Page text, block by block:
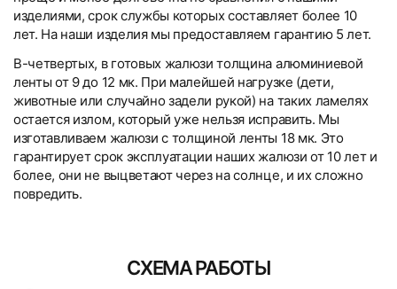
изделиями, срок службы которых составляет более 10
лет. На наши изделия мы предоставляем гарантию 5 лет.
В-четвертых, в готовых жалюзи толщина алюминиевой
ленты от 9 до 12 мк. При малейшей нагрузке (дети,
животные или случайно задели рукой) на таких ламелях
остается излом, который уже нельзя исправить. Мы
изготавливаем жалюзи с толщиной ленты 18 мк. Это
гарантирует срок эксплуатации наших жалюзи от 10 лет и
более, они не выцветают через на солнце, и их сложно
повредить.
Горизонтальные жалюзи
жалюзи 25 мм
Адрес склада: г. Апрелевка, ул. 1-й Люберецкий пр.,
юридическими лицами. Каждый клиент может выбрать
оптимальный вариант.
рольставни и ворота сроком до 5 лет для физических лиц
и 1 год для юридических лиц. Выполняется заключение
СМОТРЕТЬ ВСЕ ОТЗЫВЫ →СХЕМА РАБОТЫ